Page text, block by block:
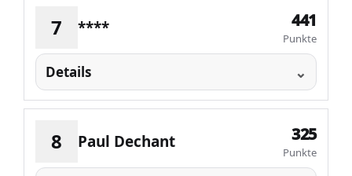
7 **** 441
Punkte
Details
8 Paul Dechant 325
Punkte